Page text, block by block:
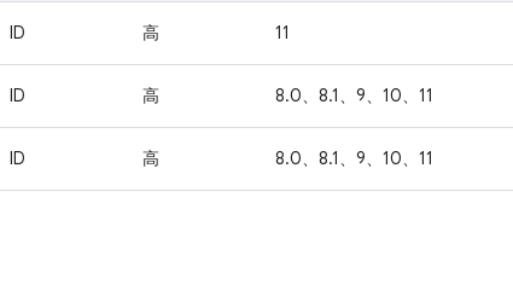
ID 高 11
ID 高 8.0、8.1、9、10、11
ID 高 8.0、8.1、9、10、11